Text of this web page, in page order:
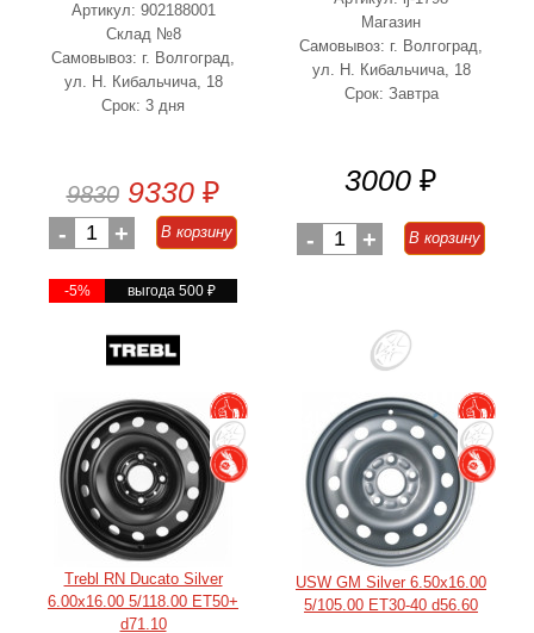
Артикул: 902188001
Склад №8
Самовывоз: г. Волгоград,
ул. Н. Кибальчича, 18
Срок: 3 дня
9830 9330 ₽
- 1 + В корзину
-5% выгода 500 ₽
Магазин
Самовывоз: г. Волгоград,
ул. Н. Кибальчича, 18
Срок: Завтра
3000 ₽
- 1 + В корзину
Trebl RN Ducato Silver
6.00x16.00 5/118.00 ET50+
d71.10
USW GM Silver 6.50x16.00
5/105.00 ET30-40 d56.60